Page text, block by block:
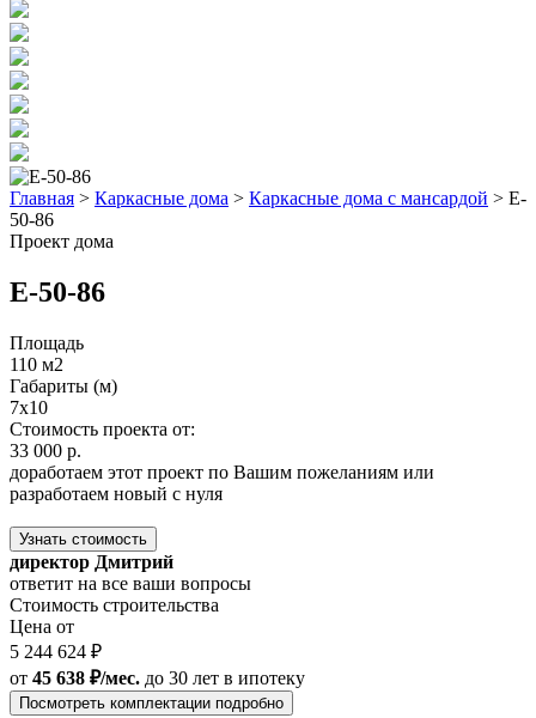
Главная > Каркасные дома > Каркасные дома с мансардой > E-
50-86
Проект дома
E-50-86
Площадь
110 м2
Габариты (м)
7x10
Стоимость проекта от:
33 000 р.
доработаем этот проект по Вашим пожеланиям или
разработаем новый с нуля
Узнать стоимость
директор Дмитрий
ответит на все ваши вопросы
Стоимость строительства
Цена от
5 244 624 ₽
от 45 638 ₽/мес. до 30 лет в ипотеку
Посмотреть комплектации подробно